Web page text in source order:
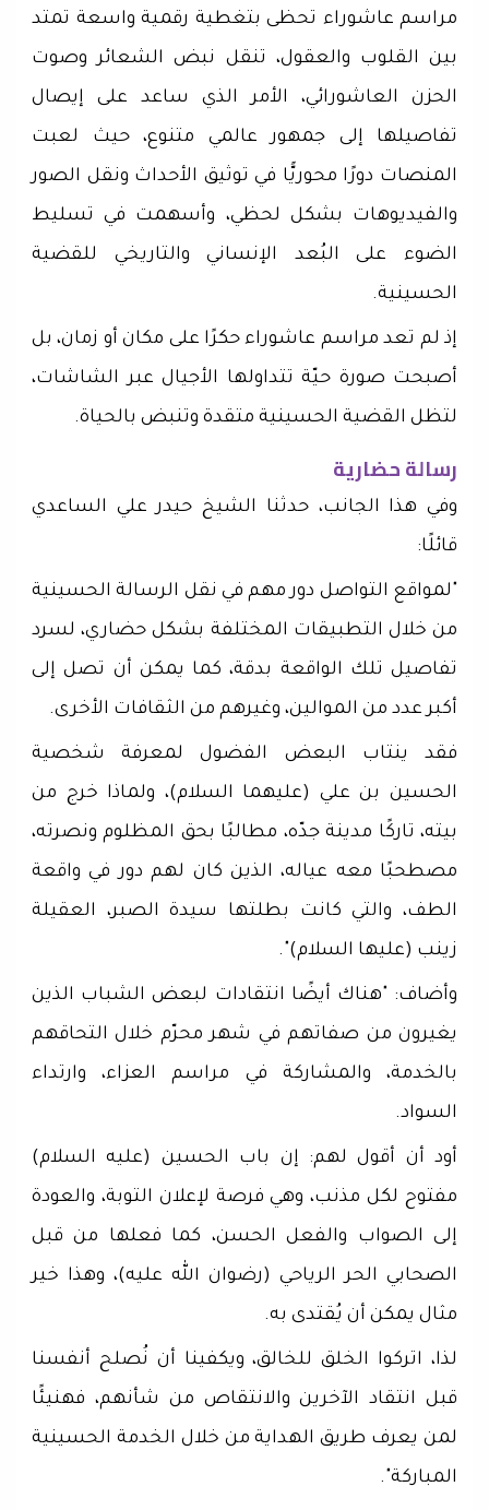
مراسم عاشوراء تحظى بتغطية رقمية واسعة تمتد
بين القلوب والعقول، تنقل نبض الشعائر وصوت
الحزن العاشورائي، الأمر الذي ساعد على إيصال
تفاصيلها إلى جمهور عالمي متنوع، حيث لعبت
المنصات دورًا محوريًّا في توثيق الأحداث ونقل الصور
والفيديوهات بشكل لحظي، وأسهمت في تسليط
الضوء على البُعد الإنساني والتاريخي للقضية
الحسينية.
إذ لم تعد مراسم عاشوراء حكرًا على مكان أو زمان، بل
أصبحت صورة حيّة تتداولها الأجيال عبر الشاشات،
لتظل القضية الحسينية متقدة وتنبض بالحياة.
رسالة حضارية
وفي هذا الجانب، حدثنا الشيخ حيدر علي الساعدي
قائلًا:
"لمواقع التواصل دور مهم في نقل الرسالة الحسينية
من خلال التطبيقات المختلفة بشكل حضاري، لسرد
تفاصيل تلك الواقعة بدقة، كما يمكن أن تصل إلى
أكبر عدد من الموالين، وغيرهم من الثقافات الأخرى.
فقد ينتاب البعض الفضول لمعرفة شخصية
الحسين بن علي (عليهما السلام)، ولماذا خرج من
بيته، تاركًا مدينة جدّه، مطالبًا بحق المظلوم ونصرته،
مصطحبًا معه عياله، الذين كان لهم دور في واقعة
الطف، والتي كانت بطلتها سيدة الصبر، العقيلة
زينب (عليها السلام)".
وأضاف: "هناك أيضًا انتقادات لبعض الشباب الذين
يغيرون من صفاتهم في شهر محرّم خلال التحاقهم
بالخدمة، والمشاركة في مراسم العزاء، وارتداء
السواد.
أود أن أقول لهم: إن باب الحسين (عليه السلام)
مفتوح لكل مذنب، وهي فرصة لإعلان التوبة، والعودة
إلى الصواب والفعل الحسن، كما فعلها من قبل
الصحابي الحر الرياحي (رضوان الله عليه)، وهذا خير
مثال يمكن أن يُقتدى به.
لذا، اتركوا الخلق للخالق، ويكفينا أن نُصلح أنفسنا
قبل انتقاد الآخرين والانتقاص من شأنهم، فهنيئًا
لمن يعرف طريق الهداية من خلال الخدمة الحسينية
المباركة".